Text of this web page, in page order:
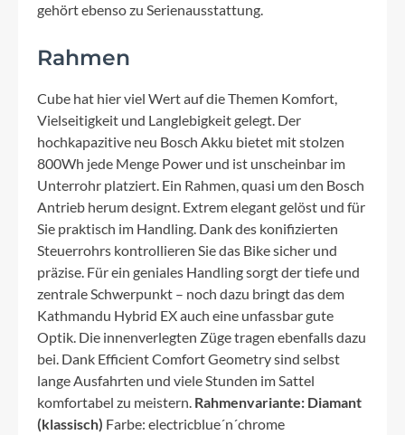
gehört ebenso zu Serienausstattung.
Rahmen
Cube hat hier viel Wert auf die Themen Komfort,
Vielseitigkeit und Langlebigkeit gelegt. Der
hochkapazitive neu Bosch Akku bietet mit stolzen
800Wh jede Menge Power und ist unscheinbar im
Unterrohr platziert. Ein Rahmen, quasi um den Bosch
Antrieb herum designt. Extrem elegant gelöst und für
Sie praktisch im Handling. Dank des konifizierten
Steuerrohrs kontrollieren Sie das Bike sicher und
präzise. Für ein geniales Handling sorgt der tiefe und
zentrale Schwerpunkt – noch dazu bringt das dem
Kathmandu Hybrid EX auch eine unfassbar gute
Optik. Die innenverlegten Züge tragen ebenfalls dazu
bei. Dank Efficient Comfort Geometry sind selbst
lange Ausfahrten und viele Stunden im Sattel
komfortabel zu meistern. Rahmenvariante: Diamant
(klassisch) Farbe: electricblue´n´chrome